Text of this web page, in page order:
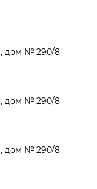
дом № 290/8
дом № 290/8
дом № 290/8